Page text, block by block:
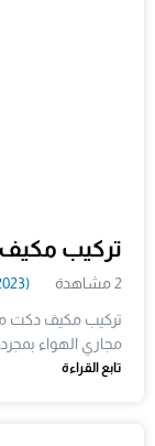
تركيب
2 مشاهدة (6/14/2023)
تركيب مكيف دكت
مجاري الهواء
تابع القراءة